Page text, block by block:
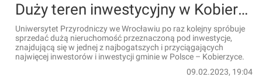
Duży teren inwestycyjny w Kobierzycach pod Wrocławiem po raz kolejny wystawiony na sprzedaż
Uniwersytet Przyrodniczy we Wrocławiu po raz kolejny spróbuje
sprzedać dużą nieruchomość przeznaczoną pod inwestycje,
znajdującą się w jednej z najbogatszych i przyciągających
najwięcej inwestorów i inwestycji gminie w Polsce – Kobierzyce.
09.02.2023, 19:04